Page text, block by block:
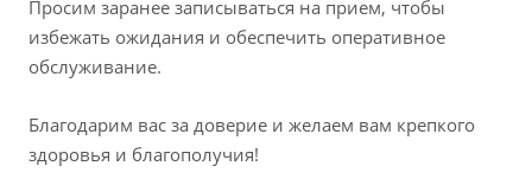
Просим заранее записываться на прием, чтобы
избежать ожидания и обеспечить оперативное
обслуживание.
Благодарим вас за доверие и желаем вам крепкого
здоровья и благополучия!